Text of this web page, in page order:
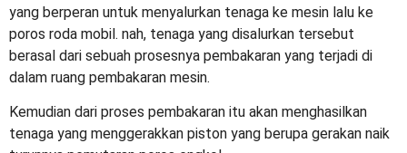
yang berperan untuk menyalurkan tenaga ke mesin lalu ke
poros roda mobil. nah, tenaga yang disalurkan tersebut
berasal dari sebuah prosesnya pembakaran yang terjadi di
dalam ruang pembakaran mesin.
Kemudian dari proses pembakaran itu akan menghasilkan
tenaga yang menggerakkan piston yang berupa gerakan naik